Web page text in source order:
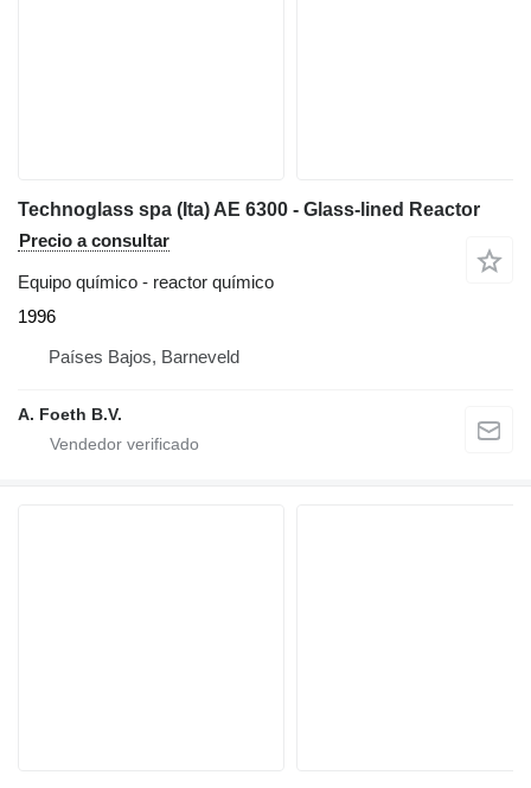
Technoglass spa (Ita) AE 6300 - Glass-lined Reactor
Precio a consultar
Equipo químico - reactor químico
1996
Países Bajos, Barneveld
A. Foeth B.V.